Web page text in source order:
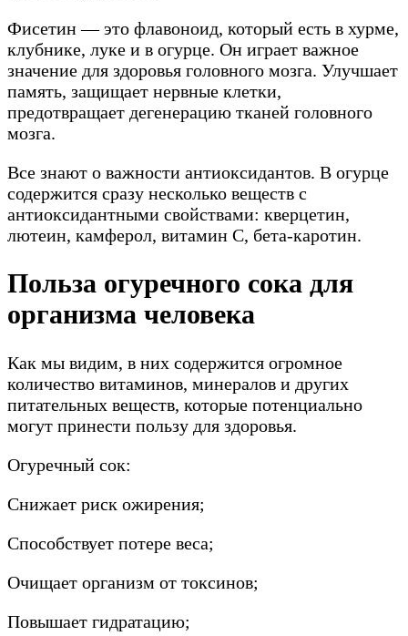
Фисетин — это флавоноид, который есть в хурме,
клубнике, луке и в огурце. Он играет важное
значение для здоровья головного мозга. Улучшает
память, защищает нервные клетки,
предотвращает дегенерацию тканей головного
мозга.
Все знают о важности антиоксидантов. В огурце
содержится сразу несколько веществ с
антиоксидантными свойствами: кверцетин,
лютеин, камферол, витамин С, бета-каротин.
Польза огуречного сока для
организма человека
Как мы видим, в них содержится огромное
количество витаминов, минералов и других
питательных веществ, которые потенциально
могут принести пользу для здоровья.
Огуречный сок:
Снижает риск ожирения;
Способствует потере веса;
Очищает организм от токсинов;
Повышает гидратацию;